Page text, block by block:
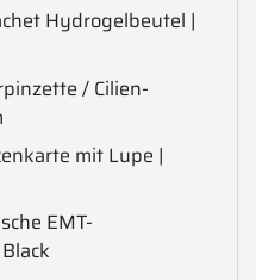
Hydrogelbeutel |
/ Cilien-
mit Lupe |
EMT-